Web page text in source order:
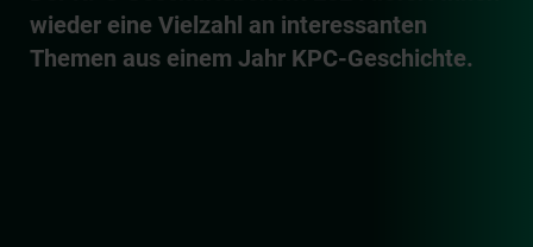
wieder eine Vielzahl an interessanten
Themen aus einem Jahr KPC-Geschichte.